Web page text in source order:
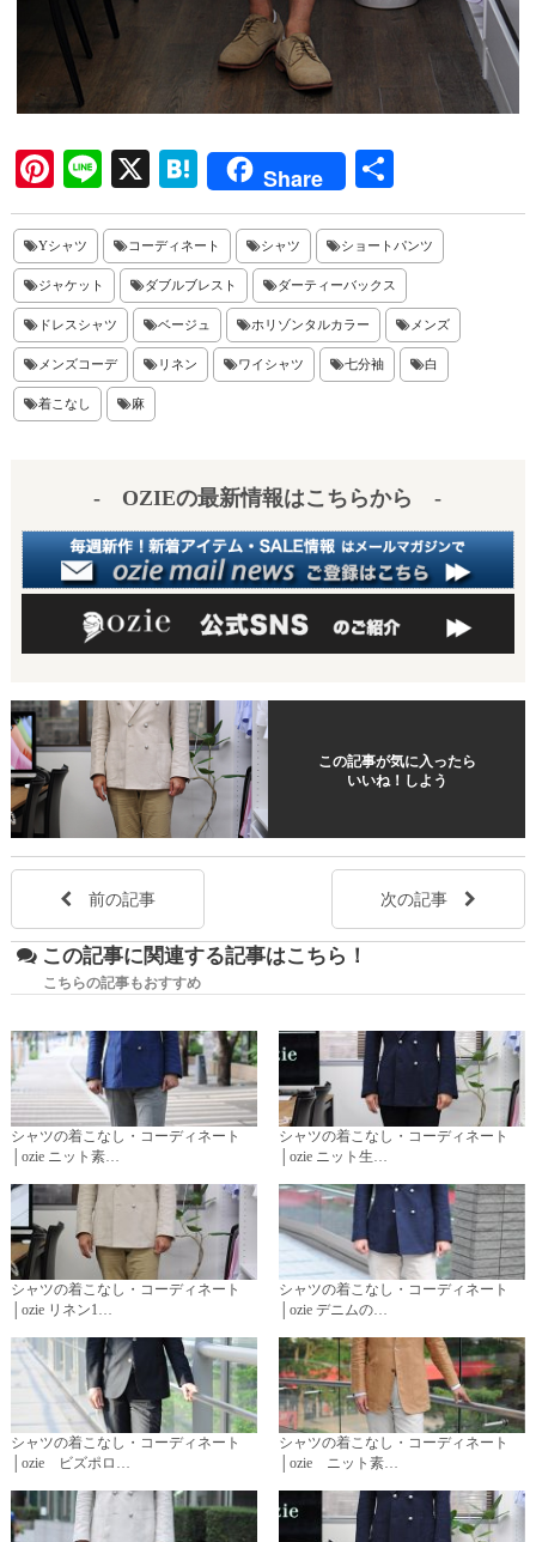
Pi
nt
er
es
t
Li
ne
X
H
at
en
a
Share
有
Yシャツ コーディネート シャツ ショートパンツ
ジャケット ダブルブレスト ダーティーバックス
ドレスシャツ ベージュ ホリゾンタルカラー メンズ
メンズコーデ リネン ワイシャツ 七分袖 白
着こなし 麻
- OZIEの最新情報はこちらから -
この記事が気に入ったら
いいね！しよう
前の記事 次の記事
この記事に関連する記事はこちら！
こちらの記事もおすすめ
シャツの着こなし・コーディネート
│ozie ニット素…
シャツの着こなし・コーディネート
│ozie ニット生…
シャツの着こなし・コーディネート
│ozie リネン1…
シャツの着こなし・コーディネート
│ozie デニムの…
シャツの着こなし・コーディネート
│ozie ビズポロ…
シャツの着こなし・コーディネート
│ozie ニット素…